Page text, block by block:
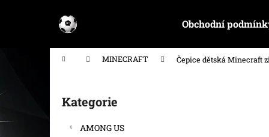
Obchodní
Domů MINECRAFT Čepice dětská Minecraft
Přeskočit
kategorie
Kategorie
AMONG US
Zpět
Zpět